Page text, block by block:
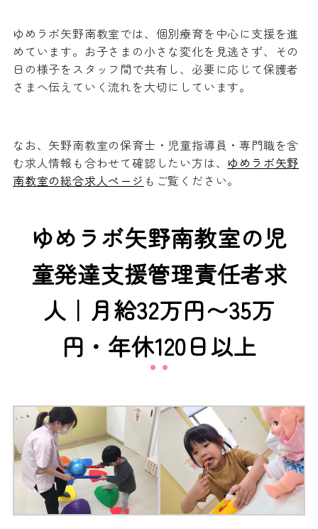
ゆめラボ矢野南教室では、個別療育を中心に支援を進
めています。お子さまの小さな変化を見逃さず、その
日の様子をスタッフ間で共有し、必要に応じて保護者
さまへ伝えていく流れを大切にしています。
なお、矢野南教室の保育士・児童指導員・専門職を含
む求人情報も合わせて確認したい方は、 ゆめラボ矢野
南教室の総合求人ページ もご覧ください。
ゆめラボ矢野南教室の児
童発達支援管理責任者求
人｜月給32万円〜35万
円・年休120日以上